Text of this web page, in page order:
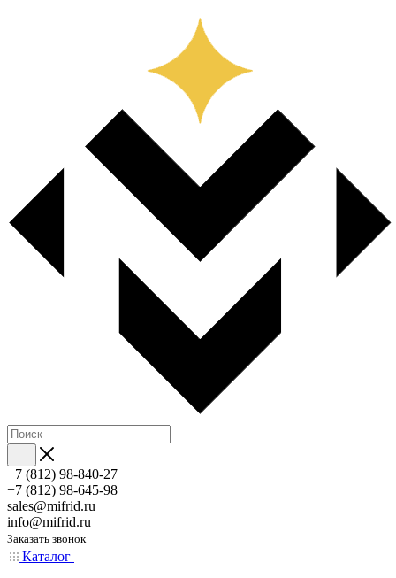
+7 (812) 98-840-27
+7 (812) 98-645-98
sales@mifrid.ru
info@mifrid.ru
Заказать звонок
Каталог